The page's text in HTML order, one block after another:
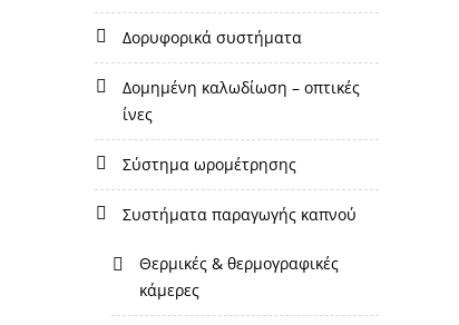
δορυφορικά συστήματα
δομημένη καλωδίωση – οπτικές
ίνες
σύστημα ωρομέτρησης
συστήματα παραγωγής καπνού
θερμικές & θερμογραφικές
κάμερες